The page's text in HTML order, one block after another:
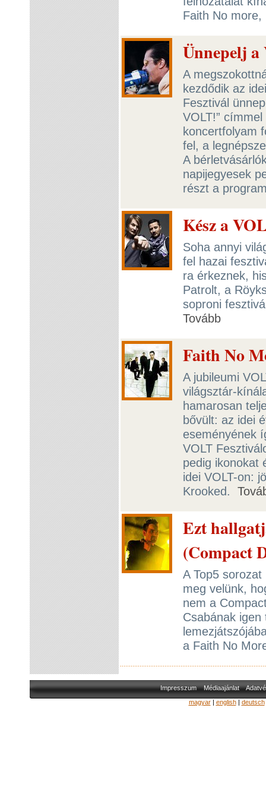
Faith No
Ünnepelj
A
kezdődik az
Fesztivál
VOLT!”
koncertfolyam
fel, a
A
napijegyesek
részt a
Kész a
Soha annyi
fel hazai
ra érkeznek,
Patrolt, a
soproni
Tovább
Faith No
A jubileumi
világsztár-
hamarosan
bővült: az idei
eseményének
VOLT
pedig ikonokat
idei VOLT-on:
Krooked.
Ezt
(Compact
A Top5
meg velünk,
nem a
Csabának
a Faith No
Impresszum Médiaajánlat
magyar| english| deutsch